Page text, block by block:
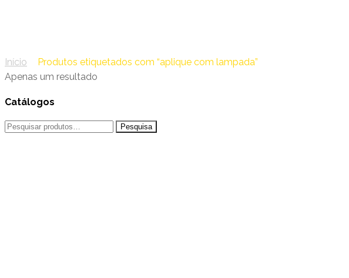
Início
Produtos etiquetados com “aplique com lampada”
Apenas um resultado
Catálogos
Pesquisar
por: